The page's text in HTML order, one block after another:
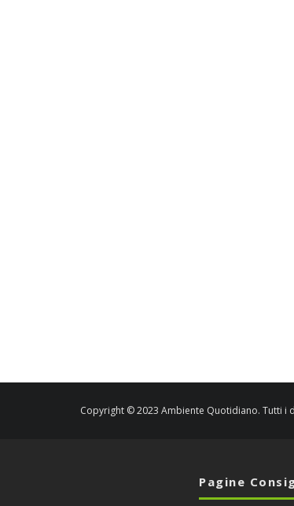
Copyright © 2023 Ambiente Quotidiano. Tutti i
Pagine